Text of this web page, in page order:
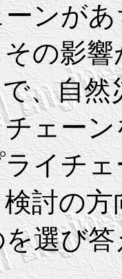
ンが
の影
、自
ェー
イチ
討の
選び